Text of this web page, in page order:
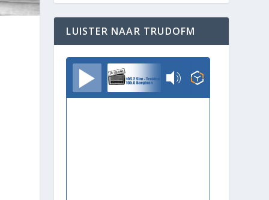
LUISTER NAAR TRUDOFM
TrudoFM